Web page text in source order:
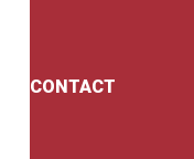
CONTACT